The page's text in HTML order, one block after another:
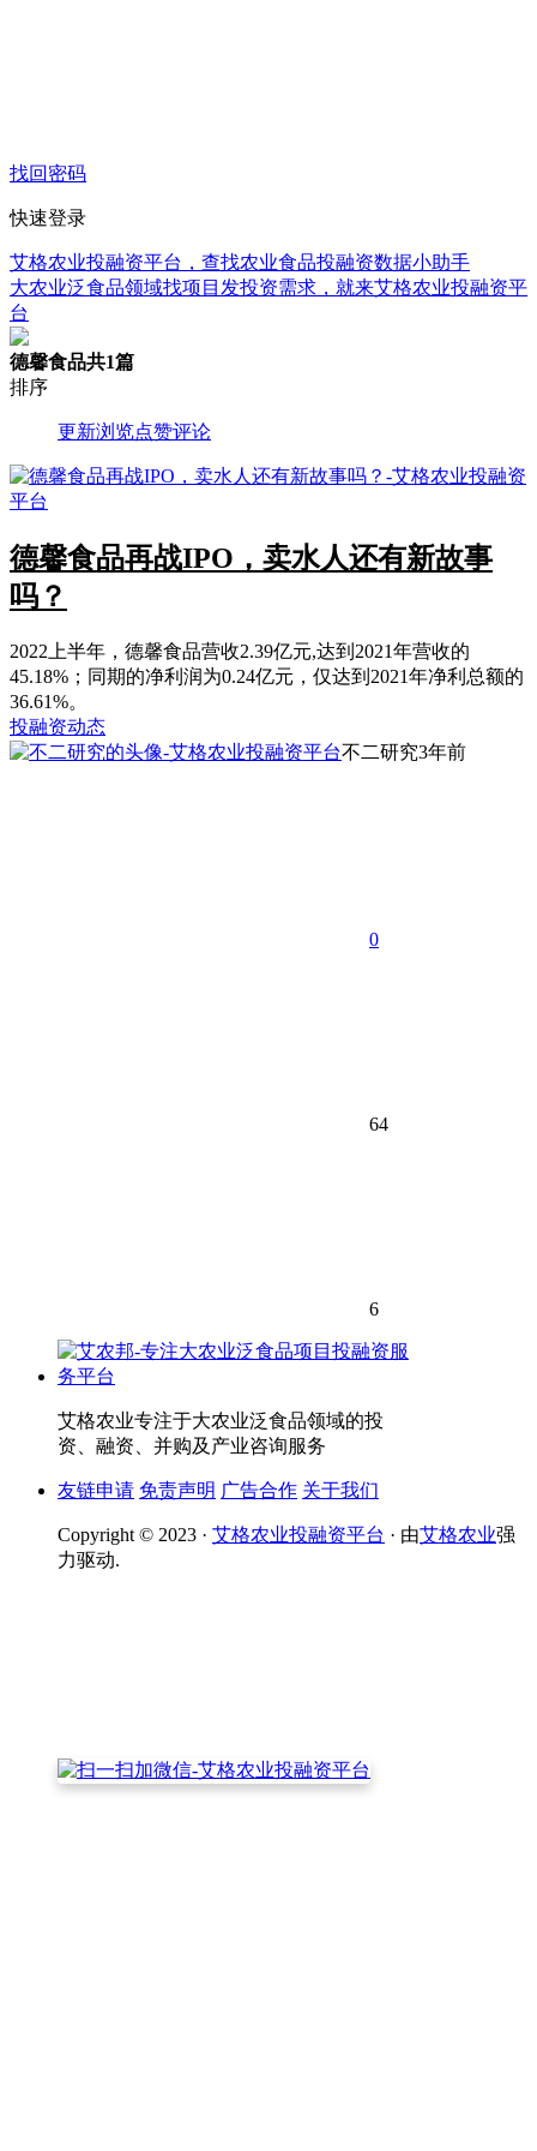
找回密码
快速登录
艾格农业投融资平台，查找农业食品投融资数据小助手
大农业泛食品领域找项目发投资需求，就来艾格农业投融资平
台
德馨食品共1篇
排序
更新浏览点赞评论
德馨食品再战IPO，卖水人还有新故事
吗？
2022上半年，德馨食品营收2.39亿元,达到2021年营收的
45.18%；同期的净利润为0.24亿元，仅达到2021年净利总额的
36.61%。
投融资动态
不二研究3年前
0
64
6
艾格农业专注于大农业泛食品领域的投
资、融资、并购及产业咨询服务
友链申请 免责声明 广告合作 关于我们
Copyright © 2023 · 艾格农业投融资平台 · 由艾格农业强
力驱动.